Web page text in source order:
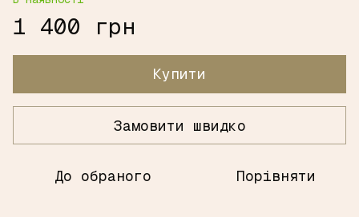
1 400 грн
Купити
Замовити швидко
До обраного Порівняти